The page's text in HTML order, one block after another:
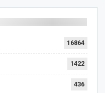
16864
1422
436